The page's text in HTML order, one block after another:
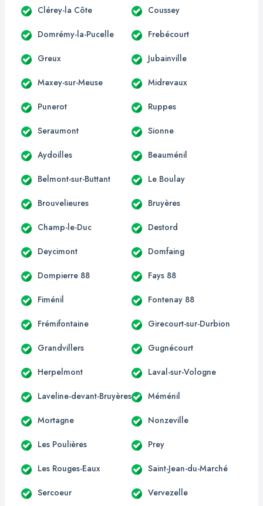
Clérey-la Côte Coussey
Domrémy-la-Pucelle Frebécourt
Greux Jubainville
Maxey-sur-Meuse Midrevaux
Punerot Ruppes
Seraumont Sionne
Aydoilles Beauménil
Belmont-sur-Buttant Le Boulay
Brouvelieures Bruyères
Champ-le-Duc Destord
Deycimont Domfaing
Dompierre 88 Fays 88
Fiménil Fontenay 88
Frémifontaine Girecourt-sur-Durbion
Grandvillers Gugnécourt
Herpelmont Laval-sur-Vologne
Laveline-devant-Bruyères Méménil
Mortagne Nonzeville
Les Poulières Prey
Les Rouges-Eaux Saint-Jean-du-Marché
Sercoeur Vervezelle